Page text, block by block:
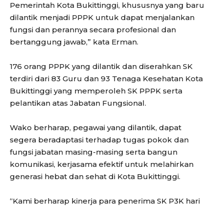
Pemerintah Kota Bukittinggi, khususnya yang baru
dilantik menjadi PPPK untuk dapat menjalankan
fungsi dan perannya secara profesional dan
bertanggung jawab,” kata Erman.
176 orang PPPK yang dilantik dan diserahkan SK
terdiri dari 83 Guru dan 93 Tenaga Kesehatan Kota
Bukittinggi yang memperoleh SK PPPK serta
pelantikan atas Jabatan Fungsional.
Wako berharap, pegawai yang dilantik, dapat
segera beradaptasi terhadap tugas pokok dan
fungsi jabatan masing-masing serta bangun
komunikasi, kerjasama efektif untuk melahirkan
generasi hebat dan sehat di Kota Bukittinggi.
“Kami berharap kinerja para penerima SK P3K hari